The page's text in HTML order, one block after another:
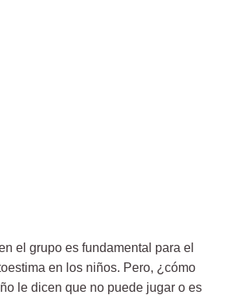
el grupo es fundamental para el
en los niños. Pero, ¿cómo
le dicen que no puede jugar o es